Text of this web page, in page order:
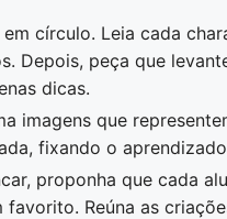
círculo. Leia cada
Depois, peça que
dicas.
imagens que
fixando o
proponha que cada
Reúna as